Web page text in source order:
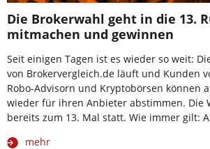
Die Brokerwahl geht in die 13.
mitmachen und gewinnen
Seit einigen Tagen ist es wieder so weit:
von Brokervergleich.de läuft und Kunden
Robo-Advisorn und Kryptobörsen können
wieder für ihren Anbieter abstimmen. Die
bereits zum 13. Mal statt. Wie immer gilt:
mehr